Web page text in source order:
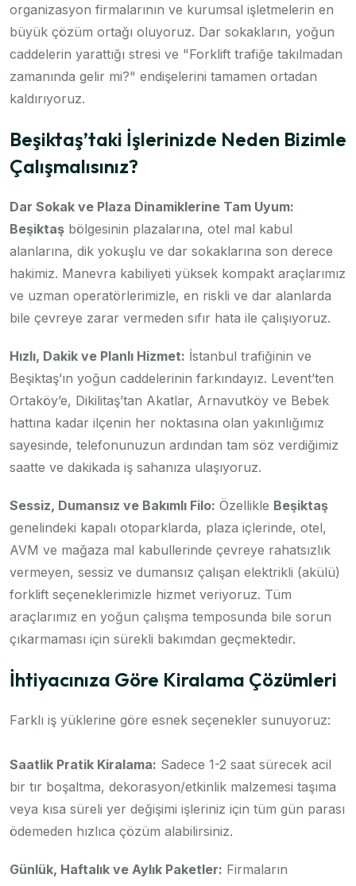
organizasyon firmalarının ve kurumsal işletmelerin en
büyük çözüm ortağı oluyoruz. Dar sokakların, yoğun
caddelerin yarattığı stresi ve "Forklift trafiğe takılmadan
zamanında gelir mi?" endişelerini tamamen ortadan
kaldırıyoruz.
Beşiktaş’taki İşlerinizde Neden Bizimle
Çalışmalısınız?
Dar Sokak ve Plaza Dinamiklerine Tam Uyum:
Beşiktaş bölgesinin plazalarına, otel mal kabul
alanlarına, dik yokuşlu ve dar sokaklarına son derece
hakimiz. Manevra kabiliyeti yüksek kompakt araçlarımız
ve uzman operatörlerimizle, en riskli ve dar alanlarda
bile çevreye zarar vermeden sıfır hata ile çalışıyoruz.
Hızlı, Dakik ve Planlı Hizmet: İstanbul trafiğinin ve
Beşiktaş’ın yoğun caddelerinin farkındayız. Levent’ten
Ortaköy’e, Dikilitaş’tan Akatlar, Arnavutköy ve Bebek
hattına kadar ilçenin her noktasına olan yakınlığımız
sayesinde, telefonunuzun ardından tam söz verdiğimiz
saatte ve dakikada iş sahanıza ulaşıyoruz.
Sessiz, Dumansız ve Bakımlı Filo: Özellikle Beşiktaş
genelindeki kapalı otoparklarda, plaza içlerinde, otel,
AVM ve mağaza mal kabullerinde çevreye rahatsızlık
vermeyen, sessiz ve dumansız çalışan elektrikli (akülü)
forklift seçeneklerimizle hizmet veriyoruz. Tüm
araçlarımız en yoğun çalışma temposunda bile sorun
çıkarmaması için sürekli bakımdan geçmektedir.
İhtiyacınıza Göre Kiralama Çözümleri
Farklı iş yüklerine göre esnek seçenekler sunuyoruz:
Saatlik Pratik Kiralama: Sadece 1-2 saat sürecek acil
bir tır boşaltma, dekorasyon/etkinlik malzemesi taşıma
veya kısa süreli yer değişimi işleriniz için tüm gün parası
ödemeden hızlıca çözüm alabilirsiniz.
Günlük, Haftalık ve Aylık Paketler: Firmaların